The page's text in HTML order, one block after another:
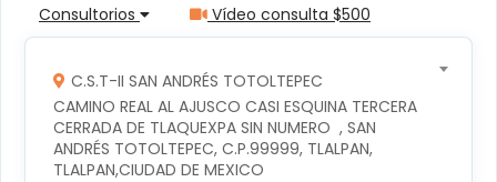
Consultorios Vídeo consulta $500
C.S.T-II SAN ANDRÉS TOTOLTEPEC
CAMINO REAL AL AJUSCO CASI ESQUINA TERCERA
CERRADA DE TLAQUEXPA SIN NUMERO  , SAN
ANDRÉS TOTOLTEPEC, C.P.99999, TLALPAN,
TLALPAN,CIUDAD DE MEXICO